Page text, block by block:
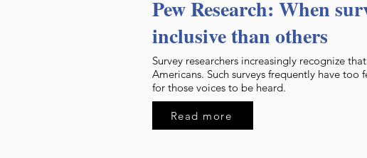
Pew Research: When
inclusive than others
Survey researchers increasingly recognize
Americans. Such surveys frequently have
for those voices to be heard.
Read more